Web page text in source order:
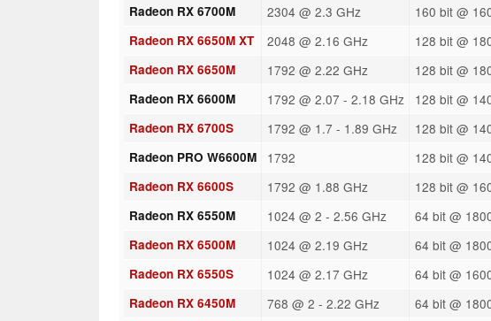
Radeon RX 6700M 2304 @ 2.3 GHz 160 bit @
Radeon RX 6650M XT 2048 @ 2.16 GHz 128 bit @
Radeon RX 6650M 1792 @ 2.22 GHz 128 bit @
Radeon RX 6600M 1792 @ 2.07 - 2.18 GHz 128 bit @
Radeon RX 6700S 1792 @ 1.7 - 1.89 GHz 128 bit @
Radeon PRO W6600M 1792 128 bit @
Radeon RX 6600S 1792 @ 1.88 GHz 128 bit @
Radeon RX 6550M 1024 @ 2 - 2.56 GHz 64 bit @
Radeon RX 6500M 1024 @ 2.19 GHz 64 bit @
Radeon RX 6550S 1024 @ 2.17 GHz 64 bit @
Radeon RX 6450M 768 @ 2 - 2.22 GHz 64 bit @